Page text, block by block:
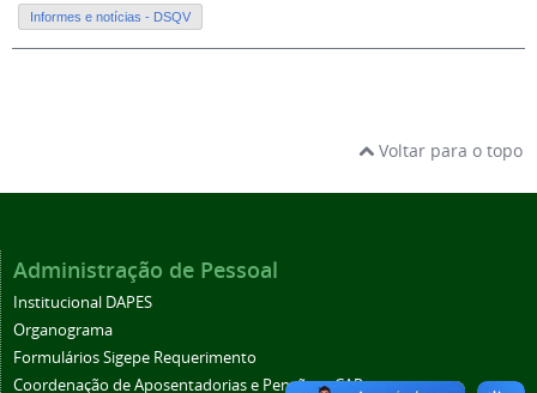
Informes e notícias - DSQV
Voltar para o topo
Administração de Pessoal
Institucional DAPES
Organograma
Formulários Sigepe Requerimento
Coordenação de Aposentadorias e Pensões - CAP